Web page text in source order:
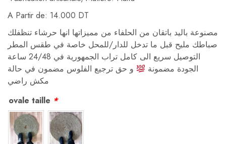
A Partir de: 14.000 DT
مصنوعة باليد باتقان من الحلفاء من مميزاتها انها حرشاء تنظفلك
صباطك مليح قبل ما تدخل للدار/للمحل خاصة في طقس المطر
التوصيل سريع الى كامل تراب الجمهورية في 24/48 ساعة
الجودة مضمونة
و حق ترجيع الفلوس مضمون في حالة
مكش راضي
ovale taille *